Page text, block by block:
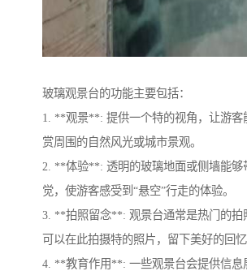
玻璃观景台的功能主要包括：
1. **观景**: 提供一个特的视角，让游客
赏周围的自然风光或城市景观。
2. **体验**: 透明的玻璃地面或侧墙能够
觉，使游客感受到“悬空”行走的体验。
3. **拍照留念**: 观景台通常是热门的拍
可以在此拍摄特的照片，留下美好的回忆
4. **教育作用**: 一些观景台会提供信息